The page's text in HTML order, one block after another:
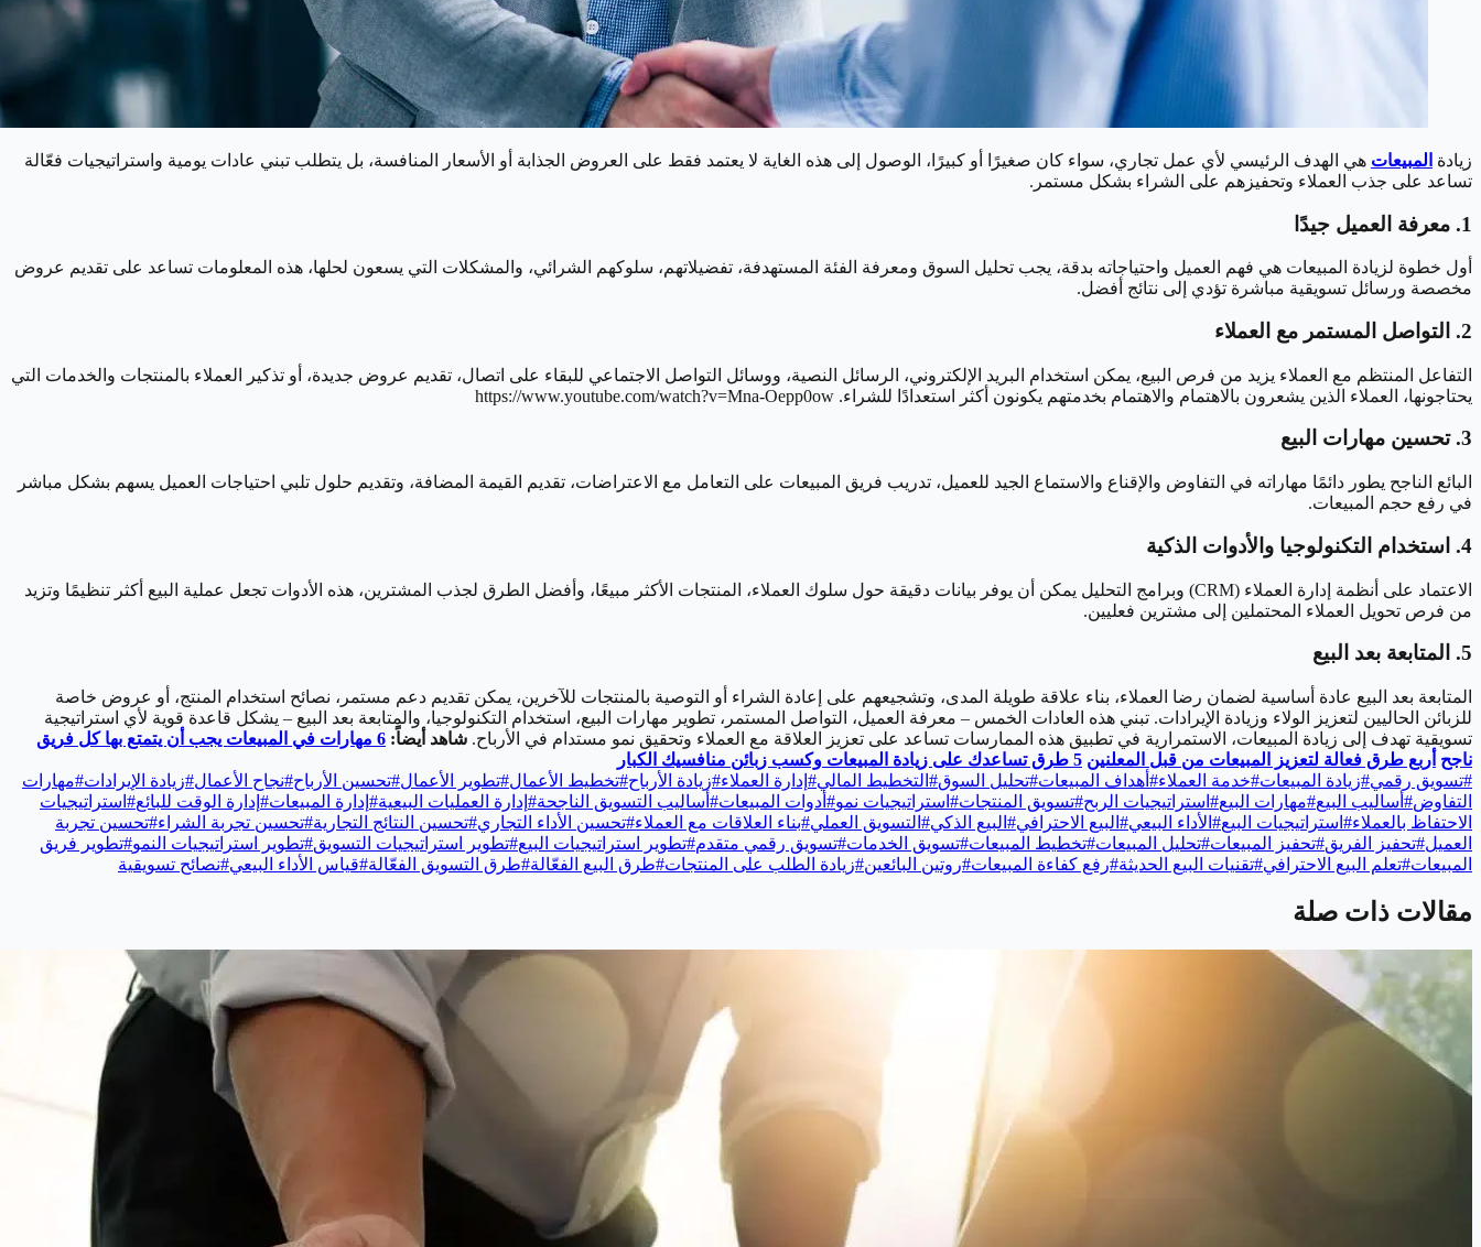
زيادة المبيعات هي الهدف الرئيسي لأي عمل تجاري، سواء كان صغيرًا أو كبيرًا، الوصول إلى هذه الغاية لا يعتمد فقط على العروض الجذابة أو الأسعار المنافسة، بل يتطلب تبني عادات يومية واستراتيجيات فعّالة
تساعد على جذب العملاء وتحفيزهم على الشراء بشكل مستمر.
1. معرفة العميل جيدًا
أول خطوة لزيادة المبيعات هي فهم العميل واحتياجاته بدقة، يجب تحليل السوق ومعرفة الفئة المستهدفة، تفضيلاتهم، سلوكهم الشرائي، والمشكلات التي يسعون لحلها، هذه المعلومات تساعد على تقديم عروض
مخصصة ورسائل تسويقية مباشرة تؤدي إلى نتائج أفضل.
2. التواصل المستمر مع العملاء
التفاعل المنتظم مع العملاء يزيد من فرص البيع، يمكن استخدام البريد الإلكتروني، الرسائل النصية، ووسائل التواصل الاجتماعي للبقاء على اتصال، تقديم عروض جديدة، أو تذكير العملاء بالمنتجات والخدمات التي
يحتاجونها، العملاء الذين يشعرون بالاهتمام والاهتمام بخدمتهم يكونون أكثر استعدادًا للشراء.
3. تحسين مهارات البيع
البائع الناجح يطور دائمًا مهاراته في التفاوض والإقناع والاستماع الجيد للعميل، تدريب فريق المبيعات على التعامل مع الاعتراضات، تقديم القيمة المضافة، وتقديم حلول تلبي احتياجات العميل يسهم بشكل مباشر
في رفع حجم المبيعات.
4. استخدام التكنولوجيا والأدوات الذكية
الاعتماد على أنظمة إدارة العملاء (CRM) وبرامج التحليل يمكن أن يوفر بيانات دقيقة حول سلوك العملاء، المنتجات الأكثر مبيعًا، وأفضل الطرق لجذب المشترين، هذه الأدوات تجعل عملية البيع أكثر تنظيمًا وتزيد
من فرص تحويل العملاء المحتملين إلى مشترين فعليين.
5. المتابعة بعد البيع
المتابعة بعد البيع عادة أساسية لضمان رضا العملاء، بناء علاقة طويلة المدى، وتشجيعهم على إعادة الشراء أو التوصية بالمنتجات للآخرين، يمكن تقديم دعم مستمر، نصائح استخدام المنتج، أو عروض خاصة
للزبائن الحاليين لتعزيز الولاء وزيادة الإيرادات. تبني هذه العادات الخمس – معرفة العميل، التواصل المستمر، تطوير مهارات البيع، استخدام التكنولوجيا، والمتابعة بعد البيع – يشكل قاعدة قوية لأي استراتيجية
تسويقية تهدف إلى زيادة المبيعات، الاستمرارية في تطبيق هذه الممارسات تساعد على تعزيز العلاقة مع العملاء وتحقيق نمو مستدام في الأرباح. شاهد أيضاً:
6 مهارات في المبيعات يجب أن يتمتع بها كل فريق
ناجح أربع طرق فعالة لتعزيز المبيعات من قبل المعلنين 5 طرق تساعدك على زيادة المبيعات وكسب زبائن منافسيك الكبار
#تسويق رقمي#زيادة المبيعات#خدمة العملاء# أهداف المبيعات#تحليل السوق# التخطيط المالي# إدارة العملاء#زيادة الأرباح#تخطيط الأعمال#تطوير الأعمال#تحسين الأرباح#نجاح الأعمال#زيادة الإيرادات#مهارات
التفاوض# أساليب البيع#مهارات البيع# استراتيجيات الربح#تسويق المنتجات# استراتيجيات نمو# أدوات المبيعات# أساليب التسويق الناجحة# إدارة العمليات البيعية# إدارة المبيعات# إدارة الوقت للبائع# استراتيجيات
الاحتفاظ بالعملاء# استراتيجيات البيع# الأداء البيعي# البيع الاحترافي# البيع الذكي# التسويق العملي#بناء العلاقات مع العملاء#تحسين الأداء التجاري#تحسين النتائج التجارية#تحسين تجربة الشراء#تحسين تجربة
العميل#تحفيز الفريق#تحفيز المبيعات#تحليل المبيعات#تخطيط المبيعات#تسويق الخدمات#تسويق رقمي متقدم#تطوير استراتيجيات البيع#تطوير استراتيجيات التسويق#تطوير استراتيجيات النمو#تطوير فريق
المبيعات#تعلم البيع الاحترافي#تقنيات البيع الحديثة#رفع كفاءة المبيعات#روتين البائعين#زيادة الطلب على المنتجات#طرق البيع الفعّالة#طرق التسويق الفعّالة#قياس الأداء البيعي#نصائح تسويقية
مقالات ذات صلة